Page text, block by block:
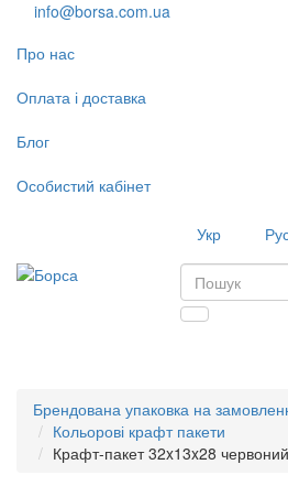
info@borsa.com.ua
Про нас
Оплата і доставка
Блог
Особистий кабінет
Укр
Брендована упаковка на
Кольорові крафт пакети
Крафт-пакет 32x13x28